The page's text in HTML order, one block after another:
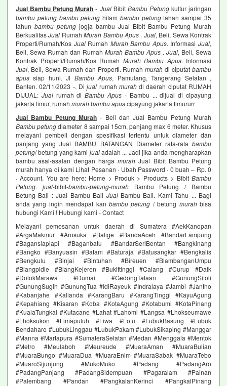
Jual Bambu Petung Murah - JualBibit Bambu Petungkultur jaringan
bambu petung bambu petung hitam bambu petungtahan sampai 35
tahun bambu petung jogja bambu Jual Bibit Bambu Petung Murah
BerkualitasJual RumahMurah Bambu Apus . Jual, Beli, Sewa Kontrak
Properti/Rumah/Kos JualRumah Murah Bambu Apus. InformasiJual,
Beli, Sewa Rumah dan Rumah Murah Bambu Apus . Jual, Beli, Sewa
Kontrak Properti/Rumah/Kos Rumah Murah Bambu Apus. Informasi
Jual, Beli, Sewa Rumah dan Properti. Rumahmurah di ciputatbambu
apus siap huni. Jl Bambu Apus, Pamulang, Tangerang Selatan ,
Banten. 02/11/2023 -. Dijual rumah murahdi daerah ciputat RUMAH
DIJUAL: Jualrumah diBambu Apus - Bambu ... dijual di cipayung
jakarta timur, rumah murah bambu apuscipayung jakarta timururr
Jual Bambu Petung Murah- Beli dan Jual Bambu Petung Murah
Bambu petungdiameter 8 sampai 15cm, panjang max 6 meter. Khusus
melayani pembeli dengan spesifikasi tertentu untuk diameter dan
panjang yang Jual BAMBU BATANGAN Diameter rata-rata bambu
petung/ betung yang kami jualadalah ... Jadi jika anda mengharapkan
bambu asal-asalan dengan harga murahJual Bibit Bambu Petung
murah hanya di kami Lihat Pesanan · Ubah Password · 0 buah – Rp. 0
· Account. You are here: Home > Produk > Products > Bibit Bambu
Petung. jual-bibit-bambu-petung-murah Bambu Petung / Bambu
Betung Bali : Jual Bambu Bali JualBambu Bali. Kami Tahu ... Bagi
anda yang ingin mendapat kan bambu petung / betung murahbisa
hubungi Kami ! Hubungi kami - Contact
Melayani pemesanan untuk daerah di Sumatera #AekKanopan
#ArgaMakmur #Arosuka #Balige #BandaAceh #BandarLampung
#Bagansiapiapi #Baganbatu #BandarSeriBentan #Bangkinang
#Bangko #Banyuasin #Batam #Baturaja #Batusangkar #Bengkalis
#Bengkulu #Binjai #Bintuhan #Bireuen #BlambanganUmpu
#Blangpidie #BlangKejeren #Bukittinggi #Calang #Curup #Daik
#DolokMarawa #Dumai #GedongTataan #GunungSitoli
#GunungSugih #GunungTua #IdiRayeuk #Indralaya #Jambi #Jantho
#Kabanjahe #Kalianda #KarangBaru #KarangTinggi #KayuAgung
#Kepahiang #Kisaran #Koba #KotaAgung #Kotabumi #KotaPinang
#KualaTungkal #Kutacane #Lahat #Lahomi #Langsa #Lhokseumawe
#Lhoksukon #Limapuluh #Liwa #Lotu #LubukBasung #Lubuk
Bendaharo #LubukLinggau #LubukPakam #LubukSikaping #Manggar
#Manna #Martapura #SumateraSelatan #Medan #Menggala #Mentok
#Metro #Meulaboh #Meureude #MuaraAman #MuaraBulian
#MuaraBungo #MuaraDua #MuaraEnim #MuaraSabak #MuaraTebo
#MuaroSijunjung #MukoMuko #Padang #PadangAro
#PadangPanjang #PadangSidempuan #Pagaralam #Painan
#Palembang #Pandan #PangkalanKerinci #PangkalPinang